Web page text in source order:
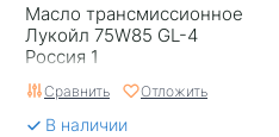
Масло трансмиссионное
Лукойл 75W85 GL-4
Россия 1
Сравнить Отложить
В наличии